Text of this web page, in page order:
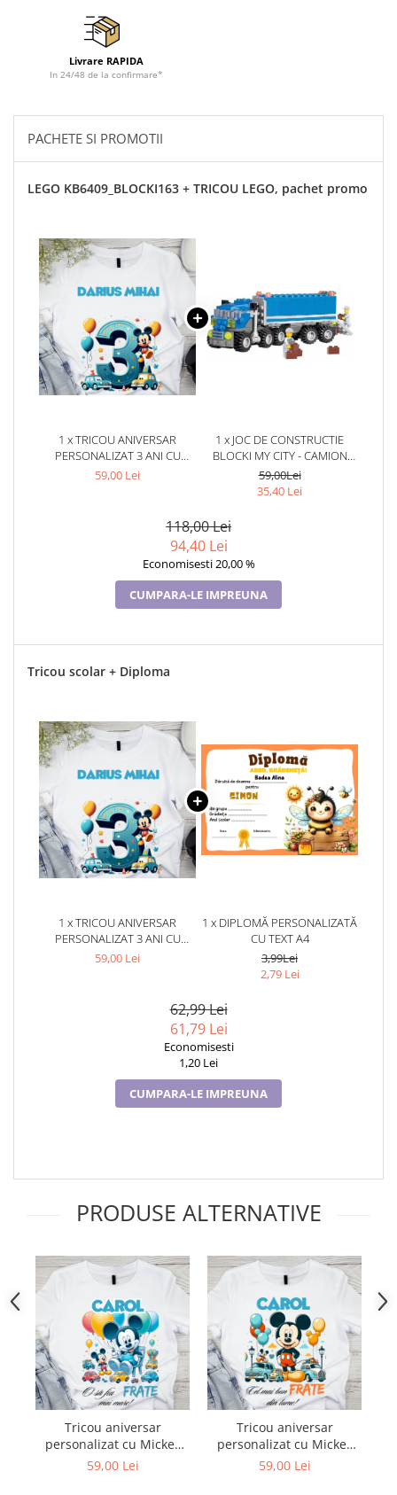
Livrare RAPIDA
In 24/48 de la confirmare*
PACHETE SI PROMOTII
LEGO KB6409_BLOCKI163 + TRICOU LEGO, pachet promo
1 x TRICOU ANIVERSAR
PERSONALIZAT 3 ANI CU
MICKEY MOUSE TAMM1013.7
59,00 Lei
1 x JOC DE CONSTRUCTIE
BLOCKI MY CITY - CAMION
(163 PIESE)
59,00Lei
35,40 Lei
118,00 Lei
94,40 Lei
Economisesti 20,00 %
CUMPARA-LE IMPREUNA
Tricou scolar + Diploma
1 x TRICOU ANIVERSAR
PERSONALIZAT 3 ANI CU
MICKEY MOUSE TAMM1013.7
59,00 Lei
1 x DIPLOMĂ PERSONALIZATĂ
CU TEXT A4
3,99Lei
2,79 Lei
62,99 Lei
61,79 Lei
Economisesti
1,20 Lei
CUMPARA-LE IMPREUNA
PRODUSE ALTERNATIVE
Tricou aniversar
personalizat cu Mickey
Mouse O sa fiu frate mai
59,00 Lei
Tricou aniversar
personalizat cu Mickey
59,00 Lei